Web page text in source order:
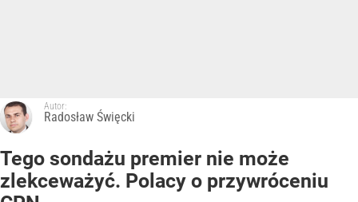
Autor:
Radosław Święcki
Tego sondażu premier nie może
zlekceważyć. Polacy o przywróceniu